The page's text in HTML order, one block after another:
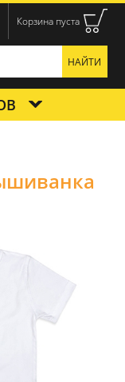
Корзина пуста